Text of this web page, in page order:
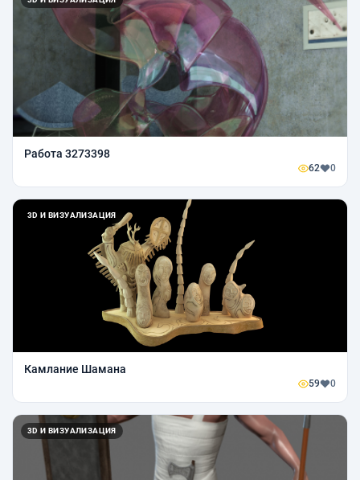
Работа 3273398
62 0
3D И ВИЗУАЛИЗАЦИЯ
Камлание Шамана
59 0
3D И ВИЗУАЛИЗАЦИЯ